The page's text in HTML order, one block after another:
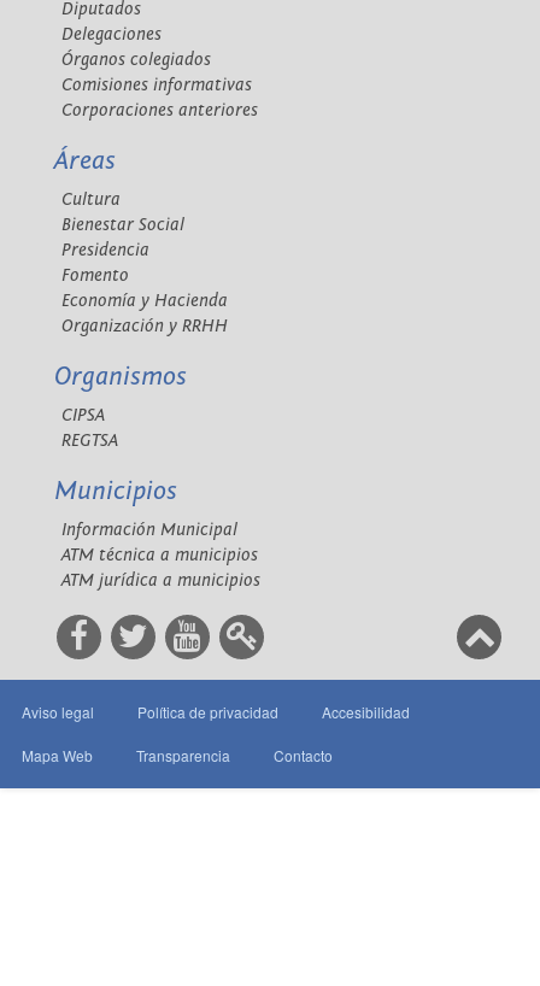
Diputados
Delegaciones
Órganos colegiados
Comisiones informativas
Corporaciones anteriores
Áreas
Cultura
Bienestar Social
Presidencia
Fomento
Economía y Hacienda
Organización y RRHH
Organismos
CIPSA
REGTSA
Municipios
Información Municipal
ATM técnica a municipios
ATM jurídica a municipios
Aviso legal Política de privacidad Accesibilidad
Mapa Web Transparencia Contacto